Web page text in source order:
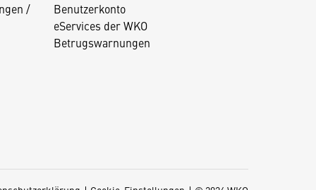
/
Benutzerkonto
eServices der WKO
Betrugswarnungen